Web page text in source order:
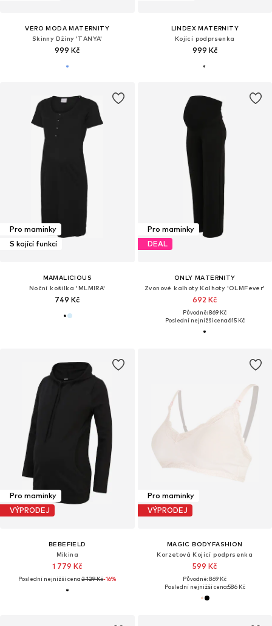
VERO MODA MATERNITY
Skinny Džíny 'TANYA'
999 Kč
LINDEX MATERNITY
Kojící podprsenka
999 Kč
Pro maminky
S kojící funkcí
MAMALICIOUS
Noční košilka 'MLMIRA'
749 Kč
Pro maminky
DEAL
ONLY MATERNITY
Zvonové kalhoty Kalhoty 'OLMFever'
692 Kč
Původně: 869 Kč
Poslední nejnižší cena:615 Kč
Pro maminky
VÝPRODEJ
BEBEFIELD
Mikina
1 779 Kč
Poslední nejnižší cena:2 129 Kč-16%
Pro maminky
VÝPRODEJ
MAGIC BODYFASHION
Korzetová Kojící podprsenka
599 Kč
Původně: 869 Kč
Poslední nejnižší cena:586 Kč